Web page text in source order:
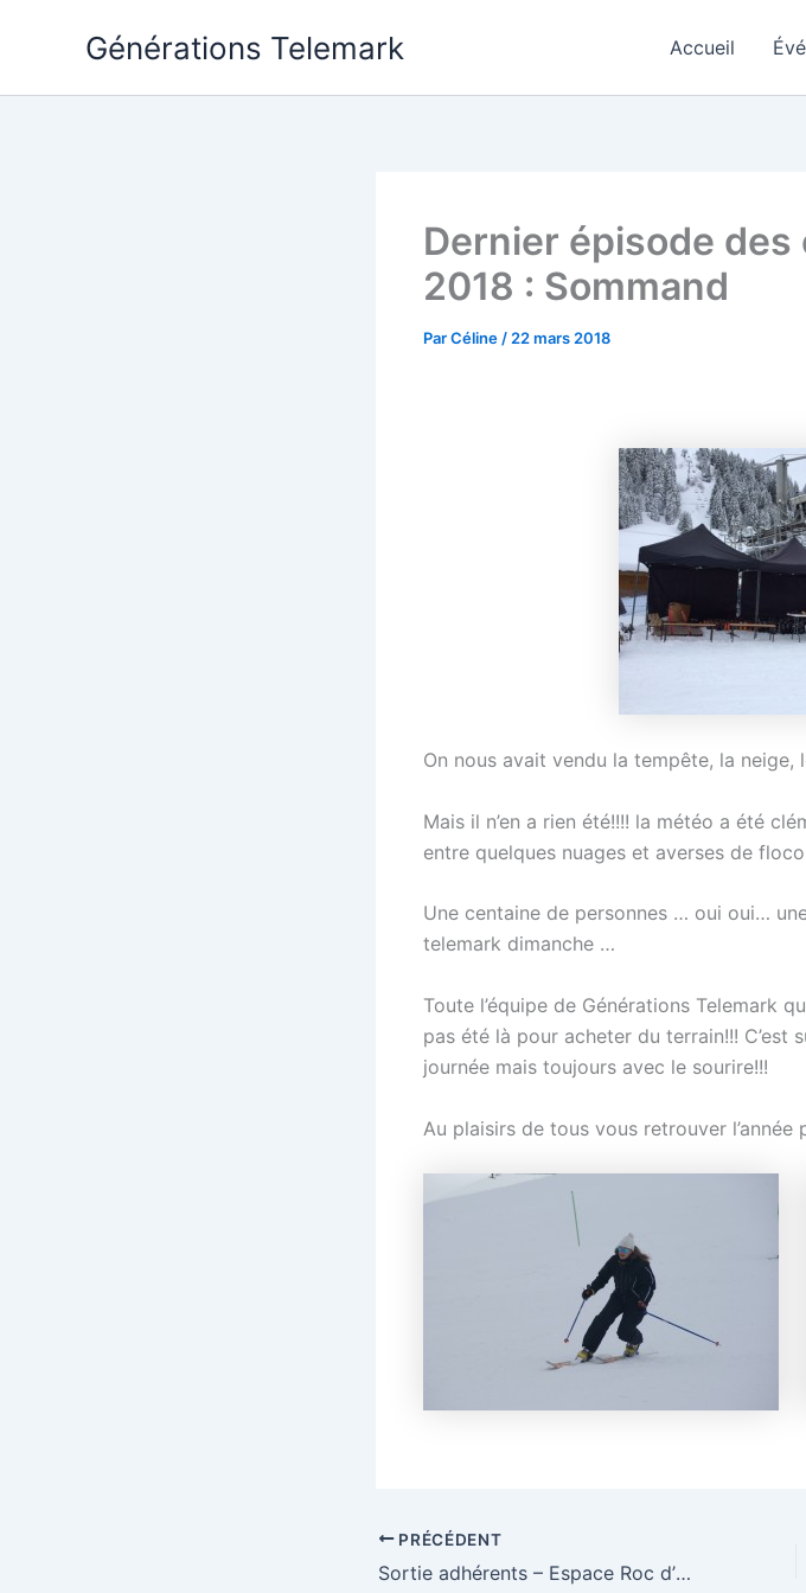
Générations Telemark Accueil
Dernier épisode
2018 : Sommand
ParCéline / 22 mars 2018
On nous avait vendu la tempête, la neige,
Mais il n’en a rien été!!!! la météo a été
entre quelques nuages et averses de
Une centaine de personnes … oui oui…
telemark dimanche …
Toute l’équipe de Générations Telemark
pas été là pour acheter du terrain!!! C’est
journée mais toujours avec le sourire!!!
Au plaisirs de tous vous retrouver
PRÉCÉDENT
Sortie adhérents – Espace Roc d’Enfer